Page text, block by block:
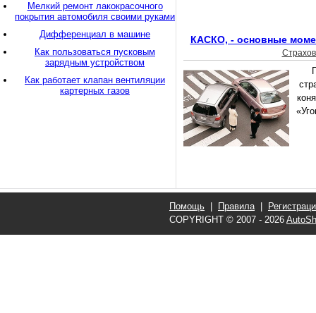
КАСКО, - основные
Мелкий ремонт лакокрасочного
покрытия автомобиля своими руками
Дифференциал в машине
Как пользоваться пусковым
зарядным устройством
Как работает клапан вентиляции
картерных газов
Помощь Правила|
COPYRIGHT © 2007 - 2026